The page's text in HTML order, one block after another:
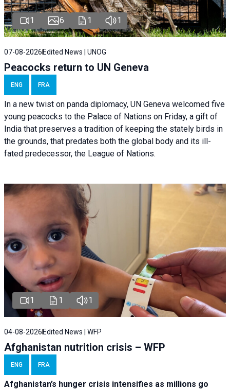
1 6 1 1
07-08-2026 Edited News | UNOG
Peacocks return to UN Geneva
ENG FRA
In a new twist on panda diplomacy, UN Geneva welcomed five
young peacocks to the Palace of Nations on Friday, a gift of
India that preserves a tradition of keeping the stately birds in
the grounds, that predates both the global body and its ill-
fated predecessor, the League of Nations.
1 1 1
04-08-2026 Edited News | WFP
Afghanistan nutrition crisis – WFP
ENG FRA
Afghanistan’s hunger crisis intensifies as millions go